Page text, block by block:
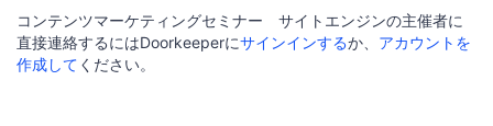
コンテンツマーケティングセミナー サイトエンジンの主催者に
直接連絡するにはDoorkeeperにサインインするか、 アカウントを
作成して ください。